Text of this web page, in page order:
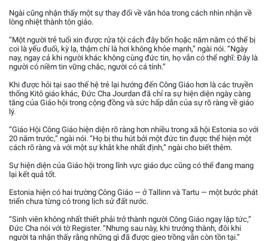
Ngài cũng nhận thấy một sự thay đổi về văn hóa trong cách nhìn nhận về
lòng nhiệt thành tôn giáo.
“Một người trẻ tuổi xin được rửa tội cách đây bốn hoặc năm năm có thể bị
coi là yếu đuối, kỳ lạ, thậm chí là hơi không khỏe mạnh,” ngài nói. “Ngày
nay, ngay cả khi người khác không cùng đức tin, họ vẫn có thể nghĩ: Đây là
người có niềm tin vững chắc, người có cá tính.”
Khi được hỏi tại sao thế hệ trẻ lại hướng đến Công Giáo hơn là các truyền
thống Kitô giáo khác, Đức Cha Jourdan đã chỉ ra sự hiện diện ngày càng
tăng của Giáo hội trong cộng đồng và sức hấp dẫn của sự rõ ràng về giáo
lý.
“Giáo Hội Công Giáo hiện diện rõ ràng hơn nhiều trong xã hội Estonia so với
20 năm trước,” ngài nói. “Họ bị thu hút bởi một đức tin được thể hiện một
cách rõ ràng và với một sự khắt khe nhất định,” ngài cho biết thêm.
Sự hiện diện của Giáo hội trong lĩnh vực giáo dục cũng có thể đang mang
lại kết quả tốt.
Estonia hiện có hai trường Công Giáo — ở Tallinn và Tartu — một bước phát
triển chưa từng có trong lịch sử đất nước.
“Sinh viên không nhất thiết phải trở thành người Công Giáo ngay lập tức,”
Đức Cha nói với tờ Register. “Nhưng sau này, khi trưởng thành, đôi khi
người ta nhận thấy rằng những gì đã được gieo trồng vẫn còn tồn tại.”